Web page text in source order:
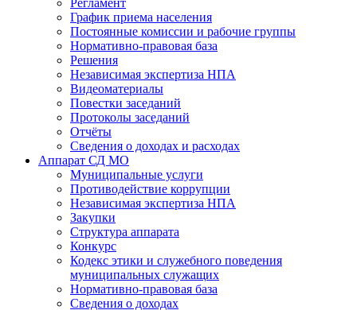
Регламент
График приема населения
Постоянные комиссии и рабочие группы
Нормативно-правовая база
Решения
Независимая экспертиза НПА
Видеоматериалы
Повестки заседаний
Протоколы заседаний
Отчёты
Сведения о доходах и расходах
Аппарат СД МО
Муниципальные услуги
Противодействие коррупции
Независимая экспертиза НПА
Закупки
Структура аппарата
Конкурс
Кодекс этики и служебного поведения
муниципальных служащих
Нормативно-правовая база
Сведения о доходах